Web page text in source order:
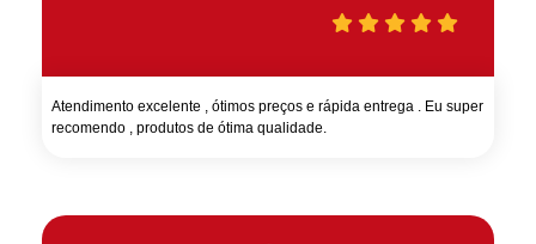
Atendimento excelente , ótimos preços e rápida entrega . Eu super
recomendo , produtos de ótima qualidade.